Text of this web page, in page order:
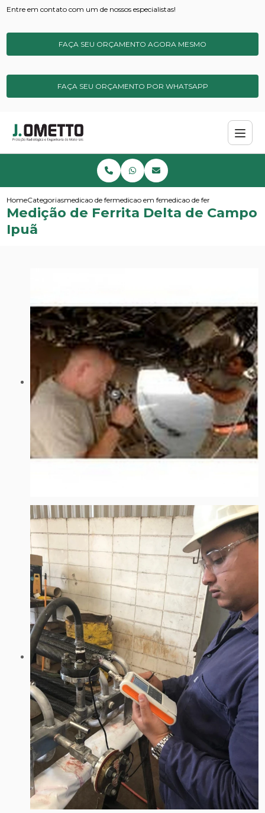
Entre em contato com um de nossos especialistas!
FAÇA SEU ORÇAMENTO AGORA MESMO
FAÇA SEU ORÇAMENTO POR WHATSAPP
HomeCategoriasmedicao de ferritamedicao em ferrita deltamedicao de ferrita delta de
Medição de Ferrita Delta de Campo
Ipuã